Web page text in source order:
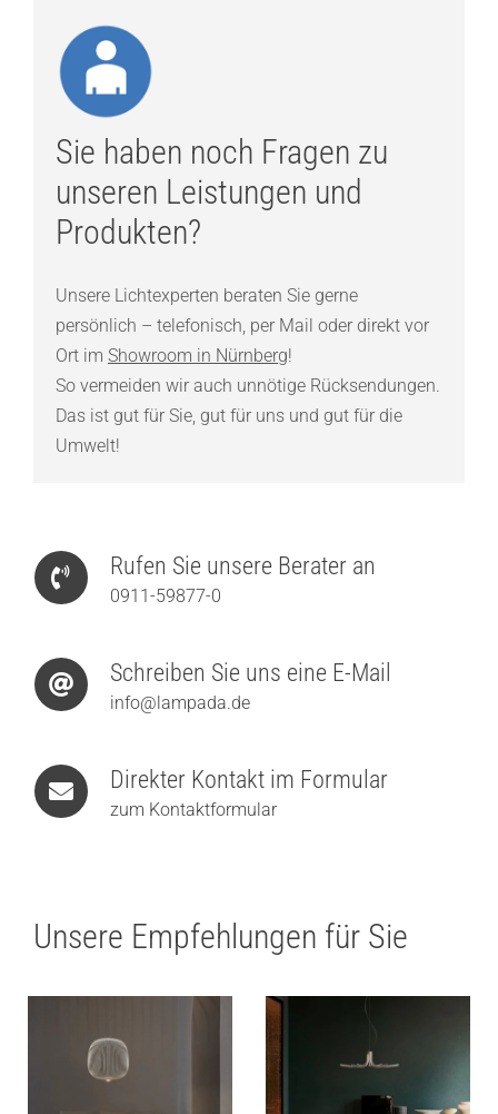
Sie haben noch Fragen zu
unseren Leistungen und
Produkten?
Unsere Lichtexperten beraten Sie gerne
persönlich – telefonisch, per Mail oder direkt vor
Ort im Showroom in Nürnberg!
So vermeiden wir auch unnötige Rücksendungen.
Das ist gut für Sie, gut für uns und gut für die
Umwelt!
Rufen Sie unsere Berater an
0911-59877-0
Schreiben Sie uns eine E-Mail
info@lampada.de
Direkter Kontakt im Formular
zum Kontaktformular
Unsere Empfehlungen für Sie